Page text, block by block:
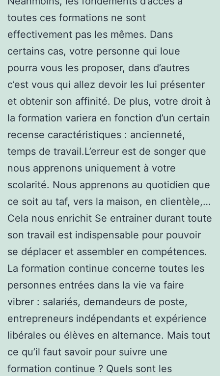
toutes ces formations ne sont
effectivement pas les mêmes. Dans
certains cas, votre personne qui loue
pourra vous les proposer, dans d’autres
c’est vous qui allez devoir les lui présenter
et obtenir son affinité. De plus, votre droit à
la formation variera en fonction d’un certain
recense caractéristiques : ancienneté,
temps de travail.L’erreur est de songer que
nous apprenons uniquement à votre
scolarité. Nous apprenons au quotidien que
ce soit au taf, vers la maison, en clientèle,…
Cela nous enrichit Se entrainer durant toute
son travail est indispensable pour pouvoir
se déplacer et assembler en compétences.
La formation continue concerne toutes les
personnes entrées dans la vie va faire
vibrer : salariés, demandeurs de poste,
entrepreneurs indépendants et expérience
libérales ou élèves en alternance. Mais tout
ce qu’il faut savoir pour suivre une
formation continue ? Quels sont les